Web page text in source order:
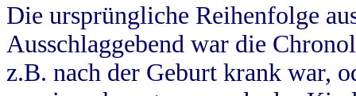
Die ursprüngliche Reihenfolge
Ausschlaggebend war die
z.B. nach der Geburt krank war,